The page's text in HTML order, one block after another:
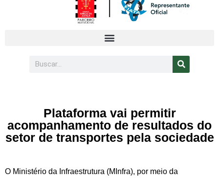
Plataforma vai permitir
acompanhamento de resultados do
setor de transportes pela sociedade
O Ministério da Infraestrutura (MInfra), por meio da